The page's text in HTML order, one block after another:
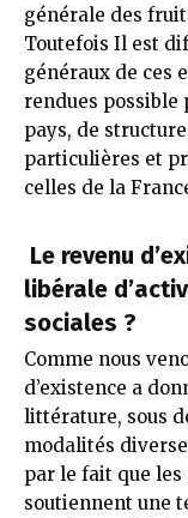
générale des
Toutefois Il est
généraux de ces
rendues possible
pays, de
particulières et
celles de la
Le revenu
libérale
sociales ?
Comme nous
d’existence a
littérature, sous
modalités
par le fait que
soutiennent une